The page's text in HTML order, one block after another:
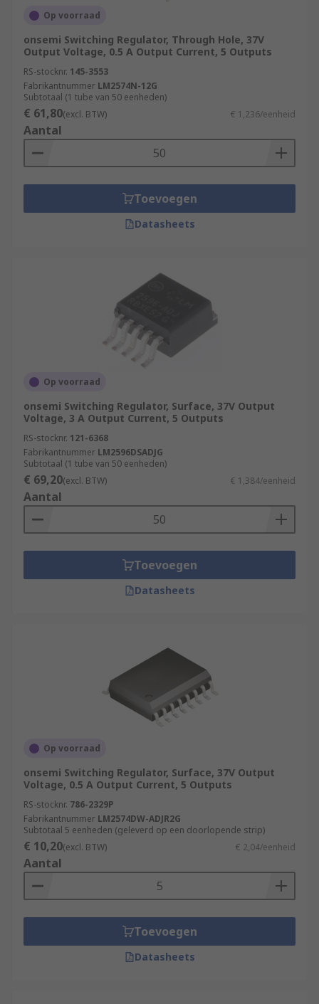
Op voorraad
onsemi Switching Regulator, Through Hole, 37V
Output Voltage, 0.5 A Output Current, 5 Outputs
RS-stocknr. 145-3553
Fabrikantnummer LM2574N-12G
Subtotaal (1 tube van 50 eenheden)
€ 61,80(excl. BTW) € 1,236/eenheid
Aantal
Toevoegen
Datasheets
Op voorraad
onsemi Switching Regulator, Surface, 37V Output
Voltage, 3 A Output Current, 5 Outputs
RS-stocknr. 121-6368
Fabrikantnummer LM2596DSADJG
Subtotaal (1 tube van 50 eenheden)
€ 69,20(excl. BTW) € 1,384/eenheid
Aantal
Toevoegen
Datasheets
Op voorraad
onsemi Switching Regulator, Surface, 37V Output
Voltage, 0.5 A Output Current, 5 Outputs
RS-stocknr. 786-2329P
Fabrikantnummer LM2574DW-ADJR2G
Subtotaal 5 eenheden (geleverd op een doorlopende strip)
€ 10,20(excl. BTW) € 2,04/eenheid
Aantal
Toevoegen
Datasheets